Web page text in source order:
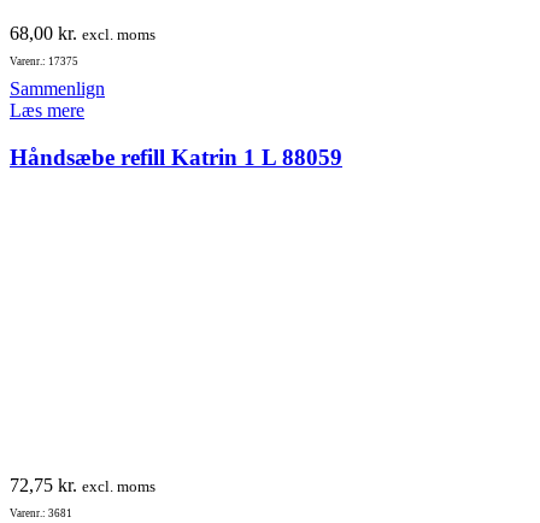
68,00 kr. excl. moms
Varenr.: 17375
Sammenlign
Læs mere
Håndsæbe refill Katrin 1 L 88059
72,75 kr. excl. moms
Varenr.: 3681